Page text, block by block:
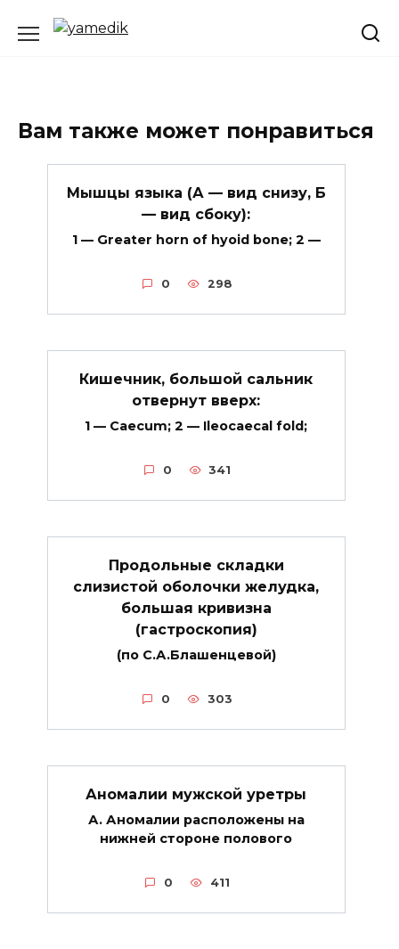
Вам также может понравиться
Мышцы языка (А — вид снизу, Б
— вид сбоку):
1 — Greater horn of hyoid bone; 2 —
0 298
Кишечник, большой сальник
отвернут вверх:
1 — Caecum; 2 — Ileocaecal fold;
0 341
Продольные складки
слизистой оболочки желудка,
большая кривизна
(гастроскопия)
(по С.А.Блашенцевой)
0 303
Аномалии мужской уретры
А. Аномалии расположены на
нижней стороне полового
0 411